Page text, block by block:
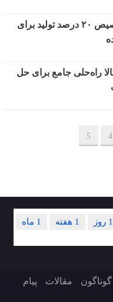
الزام خودروسازان به تخصیص ۲۰ درصد تولید برای
راه‌حلی جامع‌ برای حل
4
5
1 ماه 1 هفته 1 روز
گوناگون مقالات پیام